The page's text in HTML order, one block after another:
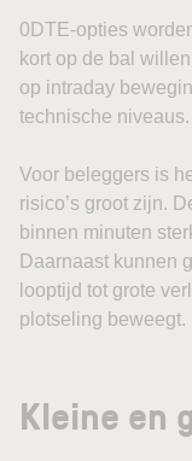
0DTE-opties
kort op de bal
op intraday
technische niveaus.
Voor beleggers is
risico’s groot zijn.
binnen minuten
Daarnaast kunnen
looptijd tot grote
plotseling beweegt.
Kleine en